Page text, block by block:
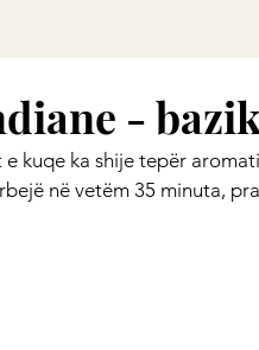
-
kuqe ka shije tepër
në vetëm 35 minuta,